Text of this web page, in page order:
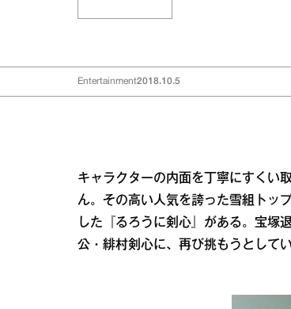
Entertainment2018.10.5
キャラクターの内面を丁寧にすくい
ん。その高い人気を誇った雪組トッ
した『るろうに剣心』がある。宝塚
公・緋村剣心に、再び挑もうとしてい